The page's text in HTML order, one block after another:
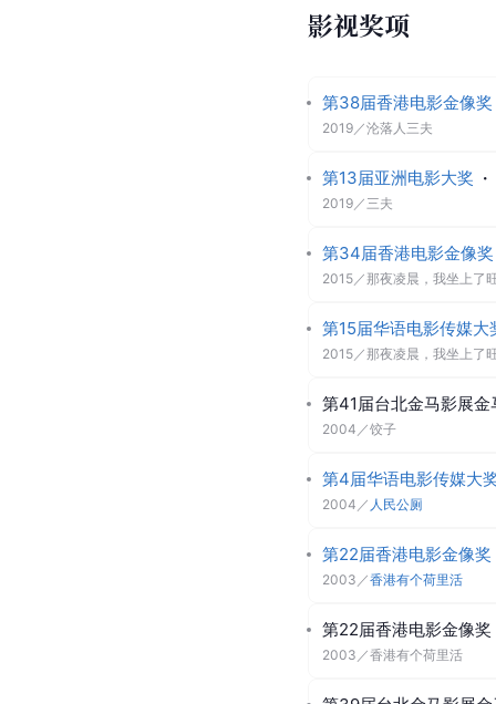
影视奖项
第38届香港电影金像奖
2019／沦落人三夫
第13届亚洲电影大奖 ·
2019／ 三夫
第34届香港电影金像奖
2015／那夜凌晨，我坐上了
第15届华语电影传媒大
2015／那夜凌晨，我坐上了
第41届台北金马影展金
2004 ／饺子
第4届华语电影传媒大
2004 ／ 人民公厕
第22届香港电影金像奖
2003 ／香港有个荷里活
第22届香港电影金像奖
2003 ／香港有个荷里活